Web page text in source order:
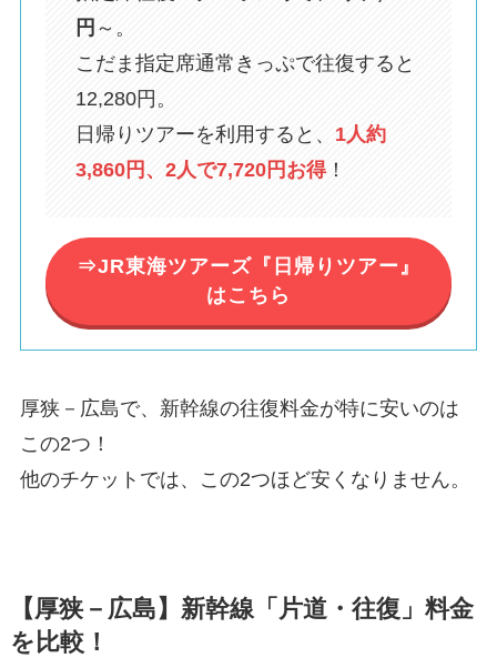
円 ～。
こだま指定席通常きっぷで往復すると
12,280円。
日帰りツアーを利用すると、 1人約
3,860円、2人で7,720円お得！
⇒JR東海ツアーズ『日帰りツアー』
はこちら
厚狭－広島で、新幹線の往復料金が特に安いのは
この2つ！
他のチケットでは、この2つほど安くなりません。
【厚狭－広島】新幹線「片道・往復」料金
を比較！